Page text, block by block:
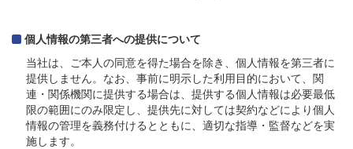
個人情報の第三者への提供について
当社は、ご本人の同意を得た場合を除き、個人情報を第三者に
提供しません。なお、事前に明示した利用目的において、関
連・関係機関に提供する場合は、提供する個人情報は必要最低
限の範囲にのみ限定し、提供先に対しては契約などにより個人
情報の管理を義務付けるとともに、適切な指導・監督などを実
施します。